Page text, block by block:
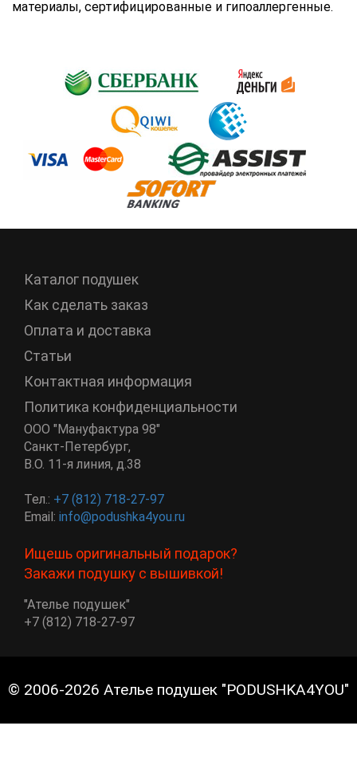
материалы, сертифицированные и гипоаллергенные.
Каталог подушек
Как сделать заказ
Оплата и доставка
Статьи
Контактная информация
Политика конфиденциальности
ООО "Мануфактура 98"
Санкт-Петербург,
В.О. 11-я линия, д.38
Тел.: +7 (812) 718-27-97
Email: info@podushka4you.ru
Ищешь оригинальный подарок?
Закажи подушку с вышивкой!
"Ателье подушек"
+7 (812) 718-27-97
© 2006-2026 Ателье подушек "PODUSHKA4YOU"